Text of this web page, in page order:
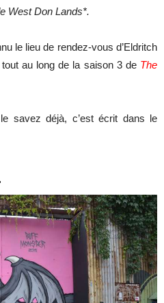
West Don Lands*.
le lieu de rendez-vous d’Eldritch
au long de la saison 3 de The
savez déjà, c’est écrit dans le